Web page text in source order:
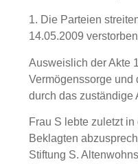
1. Die Parteien
14.05.2009
Ausweislich der Akte
Vermögenssorge und
durch das zuständige
Frau S lebte zuletzt
Beklagten
Stiftung S.